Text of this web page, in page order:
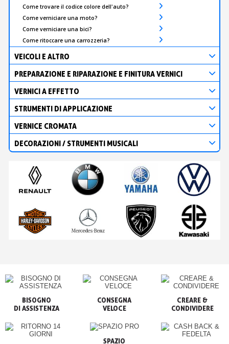
Come trovare il codice colore dell'auto?
Come verniciare una moto?
Come verniciare una bici?
Come ritoccare una carrozzeria?
VEICOLI E ALTRO
PREPARAZIONE E RIPARAZIONE E FINITURA VERNICI
VERNICI A EFFETTO
STRUMENTI DI APPLICAZIONE
VERNICE CROMATA
DECORAZIONI / STRUMENTI MUSICALI
BISOGNO
CONSEGNA
VELOCE
CREARE &
CONDIVIDERE
SPAZIO